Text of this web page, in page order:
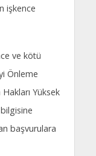
işkence
ve kötü
Önleme
Yüksek
başvurulara